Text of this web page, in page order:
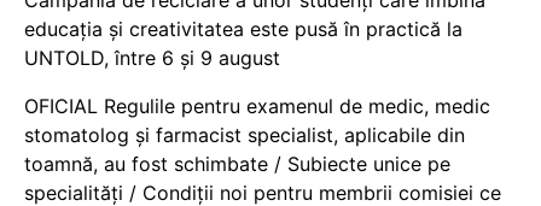
educația și creativitatea este pusă în practică la
UNTOLD, între 6 și 9 august
OFICIAL Regulile pentru examenul de medic, medic
stomatolog și farmacist specialist, aplicabile din
toamnă, au fost schimbate / Subiecte unice pe
specialități / Condiții noi pentru membrii comisiei ce